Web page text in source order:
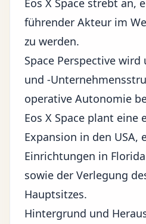
Eos X Space strebt an,
führender Akteur im
zu werden.
Space Perspective wird
und -
operative Autonomie
Eos X Space plant eine
Expansion in den USA,
Einrichtungen in
sowie der Verlegung
Hauptsitzes.
Hintergrund und